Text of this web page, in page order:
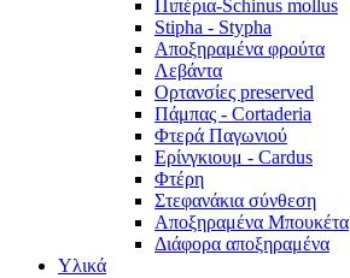
Πιπέρια-Schinus mollus
Stipha - Stypha
Αποξηραμένα φρούτα
Λεβάντα
Ορτανσίες preserved
Πάμπας - Cortaderia
Φτερά Παγωνιού
Ερίνγκιουμ - Cardus
Φτέρη
Στεφανάκια σύνθεση
Αποξηραμένα Μπουκέτα
Διάφορα αποξηραμένα
Υλικά